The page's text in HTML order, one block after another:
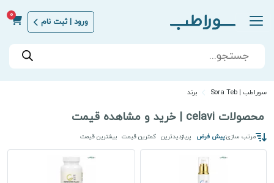
ورود | ثبت نام
0
Products
search
سوراطب | Sora Teb برند
محصولات celavi | خرید و مشاهده قیمت
مرتب سازی:پیش فرض پربازدیدترین کمترین قیمت بیشترین قیمت